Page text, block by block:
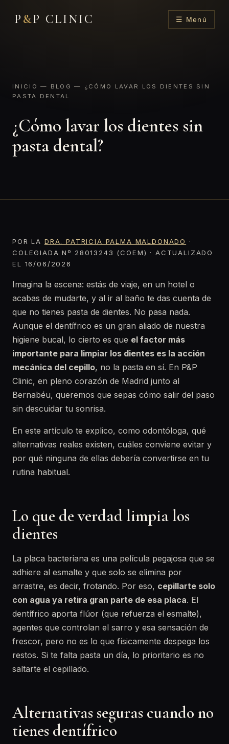
P &P CLINIC ☰ Menú
INICIO — BLOG — ¿CÓMO LAVAR LOS DIENTES SIN
PASTA DENTAL
¿Cómo lavar los dientes sin
pasta dental?
POR LA DRA. PATRICIA PALMA MALDONADO
·
COLEGIADA Nº 28013243 (COEM) · ACTUALIZADO
EL 16/06/2026
Imagina la escena: estás de viaje, en un hotel o
acabas de mudarte, y al ir al baño te das cuenta de
que no tienes pasta de dientes. No pasa nada.
Aunque el dentífrico es un gran aliado de nuestra
higiene bucal, lo cierto es que el factor más
importante para limpiar los dientes es la acción
mecánica del cepillo, no la pasta en sí. En P&P
Clinic, en pleno corazón de Madrid junto al
Bernabéu, queremos que sepas cómo salir del paso
sin descuidar tu sonrisa.
En este artículo te explico, como odontóloga, qué
alternativas reales existen, cuáles conviene evitar y
por qué ninguna de ellas debería convertirse en tu
rutina habitual.
Lo que de verdad limpia los
dientes
La placa bacteriana es una película pegajosa que se
adhiere al esmalte y que solo se elimina por
arrastre, es decir, frotando. Por eso, cepillarte solo
con agua ya retira gran parte de esa placa. El
dentífrico aporta flúor (que refuerza el esmalte),
agentes que controlan el sarro y esa sensación de
frescor, pero no es lo que físicamente despega los
restos. Si te falta pasta un día, lo prioritario es no
saltarte el cepillado.
Alternativas seguras cuando no
tienes dentífrico